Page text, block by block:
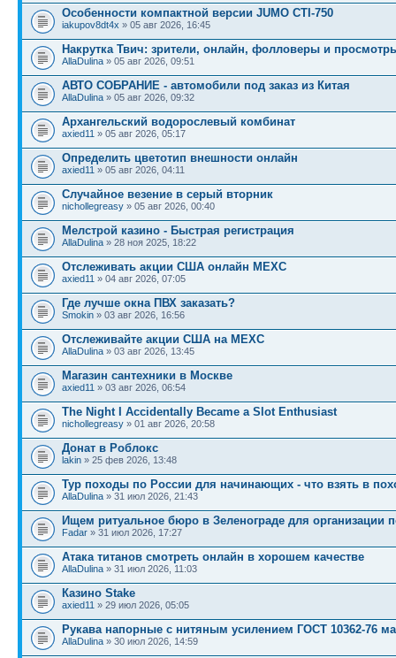
Особенности компактной версии JUMO CTI-750
iakupov8dt4x » 05 авг 2026, 16:45
Накрутка Твич: зрители, онлайн, фолловеры и
AllaDulina » 05 авг 2026, 09:51
АВТО СОБРАНИЕ - автомобили под заказ из Китая
AllaDulina » 05 авг 2026, 09:32
Архангельский водорослевый комбинат
axied11 » 05 авг 2026, 05:17
Определить цветотип внешности онлайн
axied11 » 05 авг 2026, 04:11
Случайное везение в серый вторник
nichollegreasy » 05 авг 2026, 00:40
Мелстрой казино - Быстрая регистрация
AllaDulina » 28 ноя 2025, 18:22
Отслеживать акции США онлайн MEXC
axied11 » 04 авг 2026, 07:05
Где лучше окна ПВХ заказать?
Smokin » 03 авг 2026, 16:56
Отслеживайте акции США на MEXC
AllaDulina » 03 авг 2026, 13:45
Магазин сантехники в Москве
axied11 » 03 авг 2026, 06:54
The Night I Accidentally Became a Slot Enthusiast
nichollegreasy » 01 авг 2026, 20:58
Донат в Роблокс
lakin » 25 фев 2026, 13:48
Тур походы по России для начинающих - что взять в
AllaDulina » 31 июл 2026, 21:43
Ищем ритуальное бюро в Зеленограде для организации
Fadar » 31 июл 2026, 17:27
Атака титанов смотреть онлайн в хорошем качестве
AllaDulina » 31 июл 2026, 11:03
Казино Stake
axied11 » 29 июл 2026, 05:05
Рукава напорные с нитяным усилением ГОСТ 10362-76
AllaDulina » 30 июл 2026, 14:59